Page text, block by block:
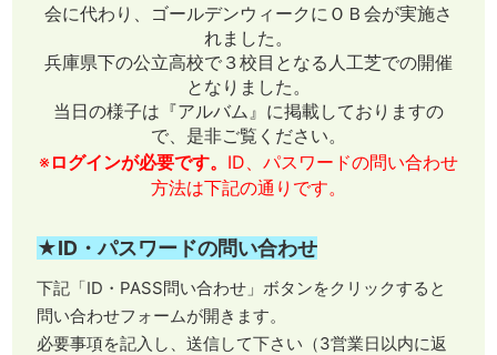
会に代わり、ゴールデンウィークにＯＢ会が実施さ
れました。
兵庫県下の公立高校で３校目となる人工芝での開催
となりました。
当日の様子は『アルバム』に掲載しておりますの
で、是非ご覧ください。
※ログインが必要です。 ID、パスワードの問い合わせ
方法は下記の通りです。
★ID・パスワードの問い合わせ
下記「ID・PASS問い合わせ」ボタンをクリックすると
問い合わせフォームが開きます。
必要事項を記入し、送信して下さい（3営業日以内に返